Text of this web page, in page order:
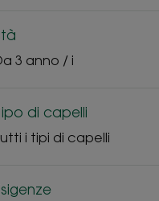
3 anno / i
di capelli
i tipi di capelli